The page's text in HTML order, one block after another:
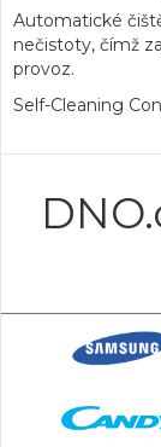
Automatické
nečistoty, čímž
provoz.
Self-Cleaning